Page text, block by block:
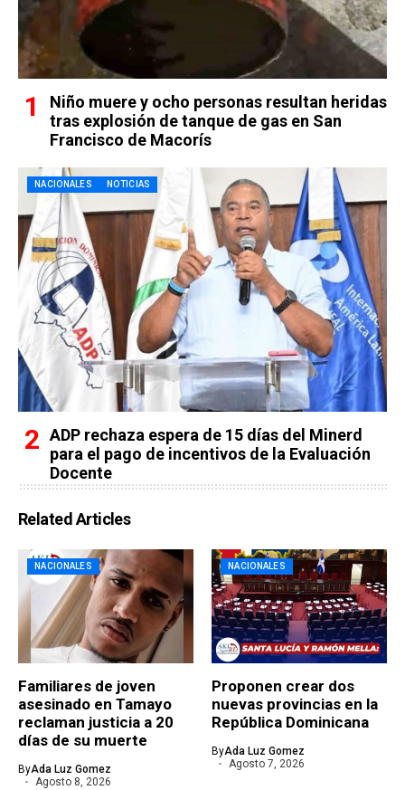
Niño muere y ocho personas resultan heridas
tras explosión de tanque de gas en San
Francisco de Macorís
NACIONALES NOTICIAS
ADP rechaza espera de 15 días del Minerd
para el pago de incentivos de la Evaluación
Docente
Related Articles
NACIONALES
Familiares de joven
asesinado en Tamayo
reclaman justicia a 20
días de su muerte
ByAda Luz Gomez
Agosto 8, 2026
NACIONALES
Proponen crear dos
nuevas provincias en la
República Dominicana
ByAda Luz Gomez
Agosto 7, 2026